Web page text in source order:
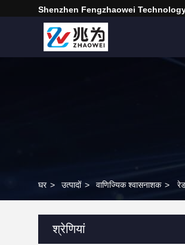
Shenzhen Fengzhaowei
घर > उत्पादों > वाणिज्यिक श्वासनाशक >
श्रेणियां